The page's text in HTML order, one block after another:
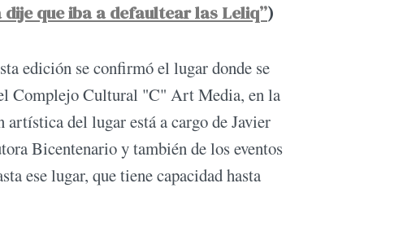
que iba a defaultear las Leliq”)
edición se confirmó el lugar donde se
Complejo Cultural "C" Art Media, en la
del lugar está a cargo de Javier
Bicentenario y también de los eventos
ese lugar, que tiene capacidad hasta